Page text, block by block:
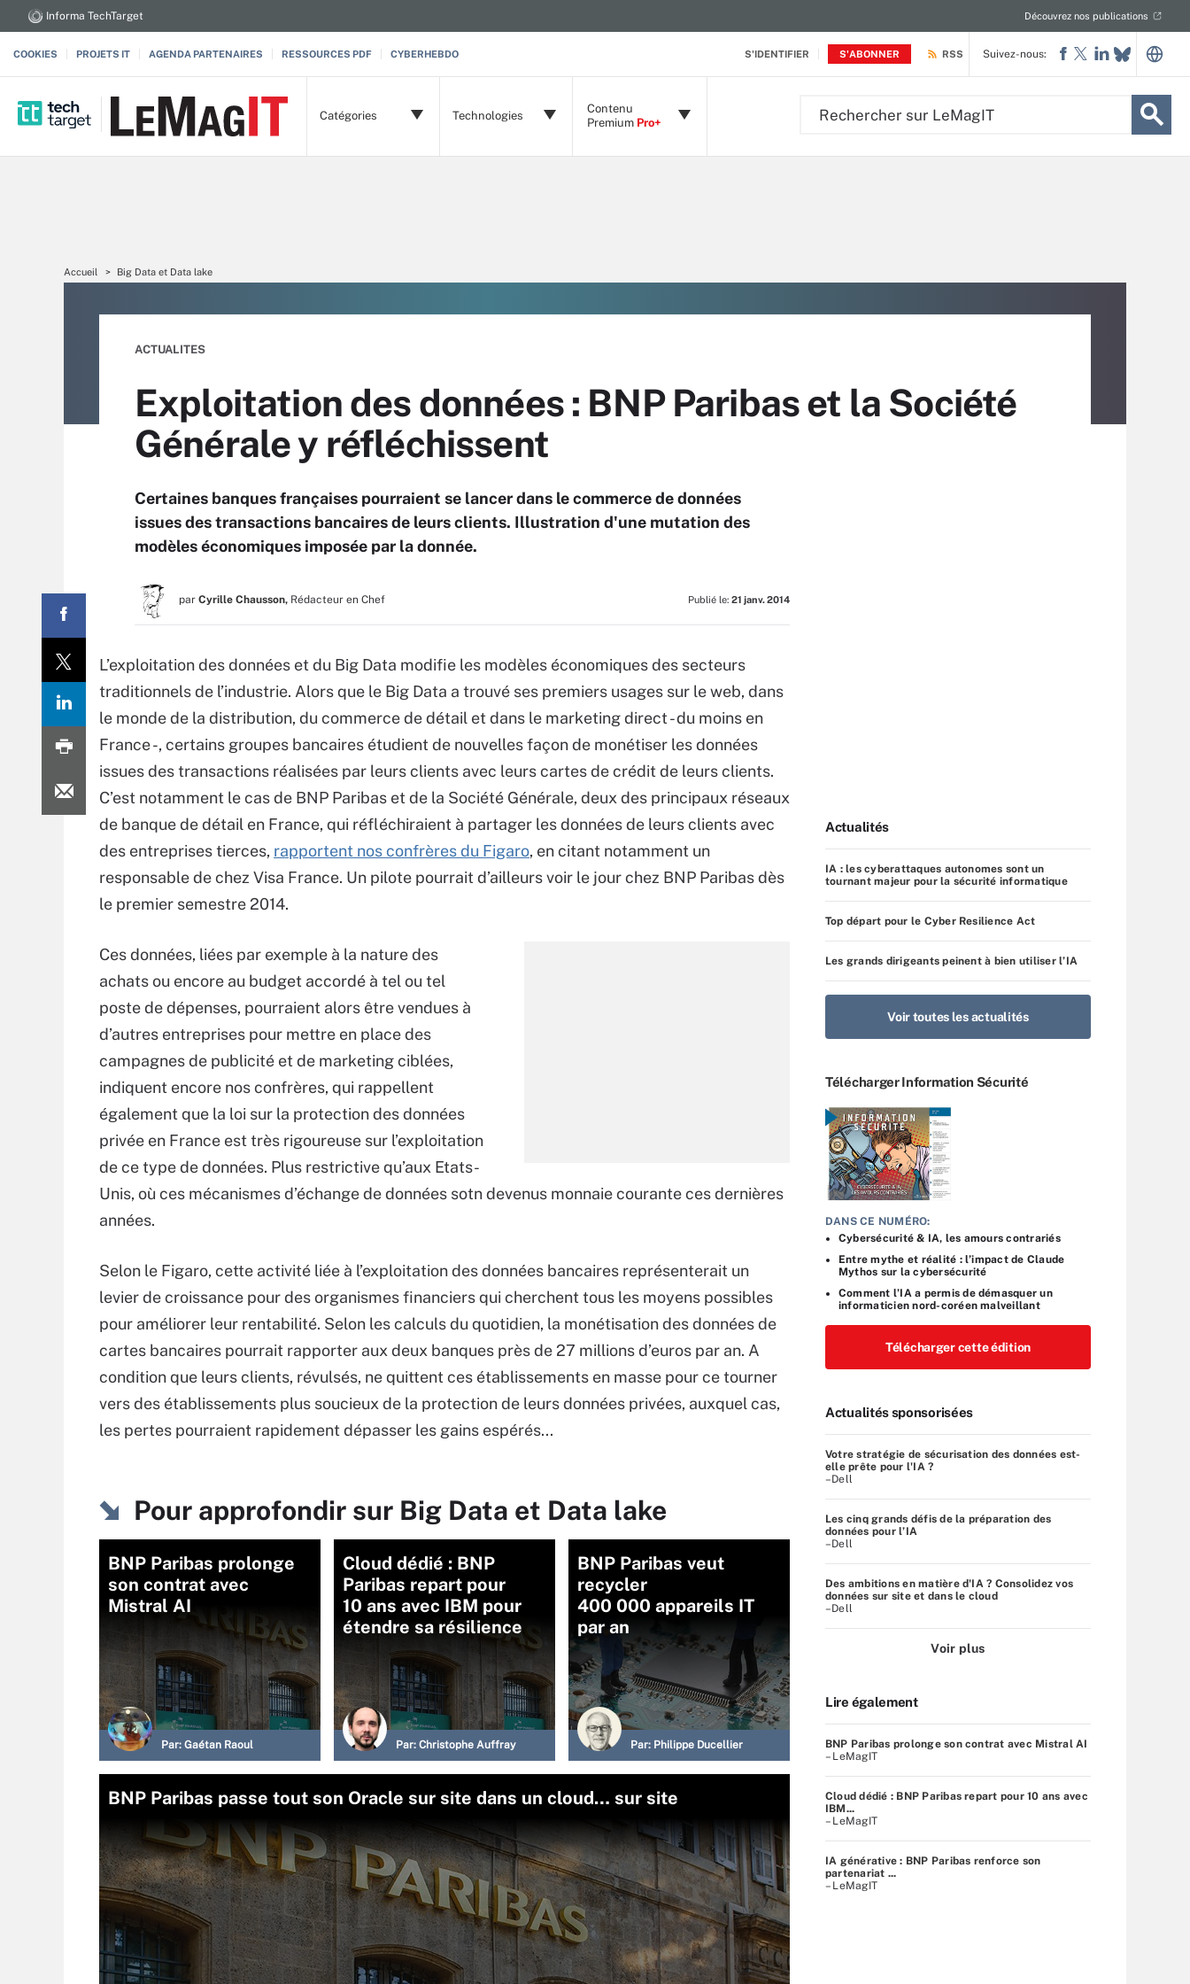
S'IDENTIFIER S'ABONNER
Informa TechTarget Découvrez nos publications
COOKIES PROJETS IT AGENDA PARTENAIRES RESSOURCES PDF CYBERHEBDO RSS
Catégories Technologies
Contenu
Premium Pro+
Suivez-nous:
Accueil Big Data et Data lake
ACTUALITES
Exploitation des données : BNP Paribas et la Société
Générale y réfléchissent
Certaines banques françaises pourraient se lancer dans le commerce de données
issues des transactions bancaires de leurs clients. Illustration d'une mutation des
modèles économiques imposée par la donnée.
par Cyrille Chausson, Rédacteur en Chef Publié le: 21 janv. 2014
L’exploitation des données et du Big Data modifie les modèles économiques des secteurs
traditionnels de l’industrie. Alors que le Big Data a trouvé ses premiers usages sur le web, dans
le monde de la distribution, du commerce de détail et dans le marketing direct - du moins en
France -, certains groupes bancaires étudient de nouvelles façon de monétiser les données
issues des transactions réalisées par leurs clients avec leurs cartes de crédit de leurs clients.
C’est notamment le cas de BNP Paribas et de la Société Générale, deux des principaux réseaux
de banque de détail en France, qui réfléchiraient à partager les données de leurs clients avec
des entreprises tierces, rapportent nos confrères du Figaro, en citant notamment un
responsable de chez Visa France. Un pilote pourrait d’ailleurs voir le jour chez BNP Paribas dès
le premier semestre 2014.
Ces données, liées par exemple à la nature des
achats ou encore au budget accordé à tel ou tel
poste de dépenses, pourraient alors être vendues à
d’autres entreprises pour mettre en place des
campagnes de publicité et de marketing ciblées,
indiquent encore nos confrères, qui rappellent
également que la loi sur la protection des données
privée en France est très rigoureuse sur l’exploitation
de ce type de données. Plus restrictive qu’aux Etats-
Unis, où ces mécanismes d’échange de données sotn devenus monnaie courante ces dernières
années.
Selon le Figaro, cette activité liée à l’exploitation des données bancaires représenterait un
levier de croissance pour des organismes financiers qui cherchent tous les moyens possibles
pour améliorer leur rentabilité. Selon les calculs du quotidien, la monétisation des données de
cartes bancaires pourrait rapporter aux deux banques près de 27 millions d’euros par an. A
condition que leurs clients, révulsés, ne quittent ces établissements en masse pour ce tourner
vers des établissements plus soucieux de la protection de leurs données privées, auxquel cas,
les pertes pourraient rapidement dépasser les gains espérés...
Pour approfondir sur Big Data et Data lake
BNP Paribas prolonge
son contrat avec
Mistral AI
Par: Gaétan Raoul
Cloud dédié : BNP
Paribas repart pour
10 ans avec IBM pour
étendre sa résilience
Par: Christophe Auffray
BNP Paribas veut
recycler
400 000 appareils IT
par an
Par: Philippe Ducellier
BNP Paribas passe tout son Oracle sur site dans un cloud… sur site
Actualités
IA : les cyberattaques autonomes sont un
tournant majeur pour la sécurité informatique
Top départ pour le Cyber Resilience Act
Les grands dirigeants peinent à bien utiliser l’IA
Voir toutes les actualités
Télécharger Information Sécurité
DANS CE NUMÉRO:
Cybersécurité & IA, les amours contrariés
Entre mythe et réalité : l’impact de Claude
Mythos sur la cybersécurité
Comment l’IA a permis de démasquer un
informaticien nord-coréen malveillant
Télécharger cette édition
Actualités sponsorisées
Votre stratégie de sécurisation des données est-
elle prête pour l'IA ?
–Dell
Les cinq grands défis de la préparation des
données pour l’IA
–Dell
Des ambitions en matière d'IA ? Consolidez vos
données sur site et dans le cloud
–Dell
Voir plus
Lire également
BNP Paribas prolonge son contrat avec Mistral AI
– LeMagIT
Cloud dédié : BNP Paribas repart pour 10 ans avec
IBM...
– LeMagIT
IA générative : BNP Paribas renforce son
partenariat ...
– LeMagIT